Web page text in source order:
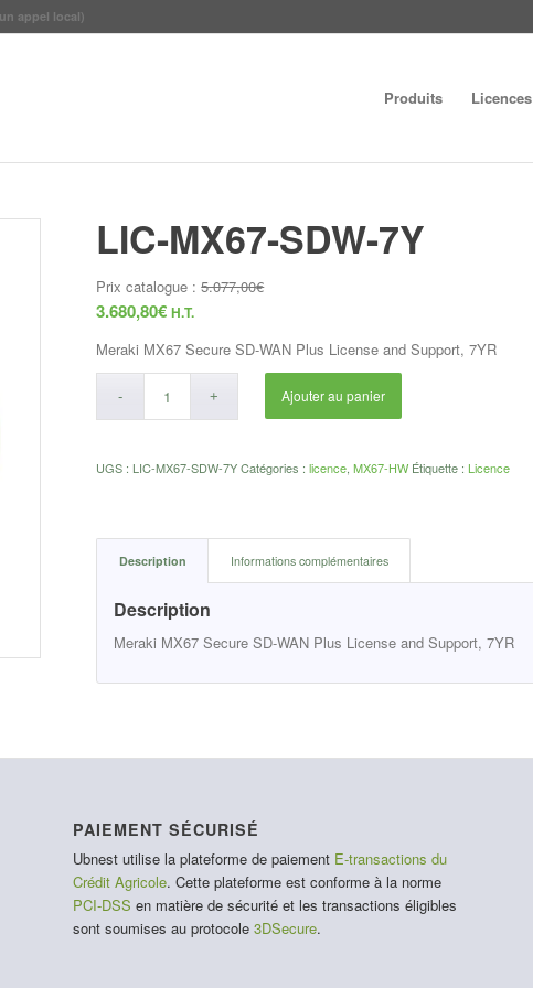
appel local)
Produits Licences
LIC-MX67-SDW-7Y
Prix catalogue :5.077,00€
3.680,80€ H.T.
Meraki MX67 Secure SD-WAN Plus License and Support, 7YR
Ajouter au panier
UGS : LIC-MX67-SDW-7Y Catégories :licence ,MX67-HW Étiquette : Licence
Description Informations complémentaires
Description
Meraki MX67 Secure SD-WAN Plus License and Support, 7YR
PAIEMENT SÉCURISÉ
Ubnest utilise la plateforme de paiement E-transactions du
Crédit Agricole. Cette plateforme est conforme à la norme
PCI-DSS en matière de sécurité et les transactions éligibles
sont soumises au protocole 3DSecure.